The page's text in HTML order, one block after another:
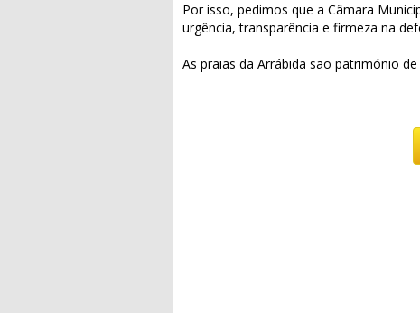
Por isso, pedimos que a Câmara
urgência, transparência e firmeza na
As praias da Arrábida são património